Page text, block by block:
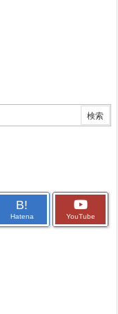
B!
Hatena YouTube